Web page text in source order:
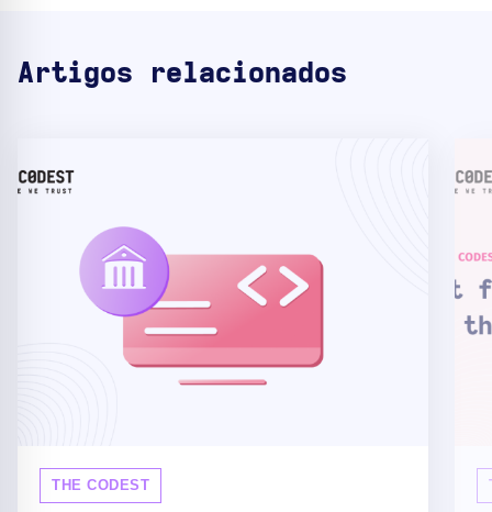
Artigos relacionados
THE CODEST